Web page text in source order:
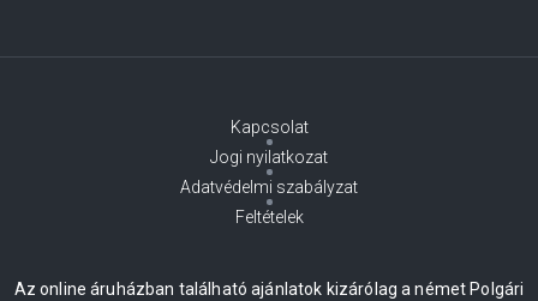
Kapcsolat
Jogi nyilatkozat
Adatvédelmi szabályzat
Feltételek
Az online áruházban található ajánlatok kizárólag a német Polgári